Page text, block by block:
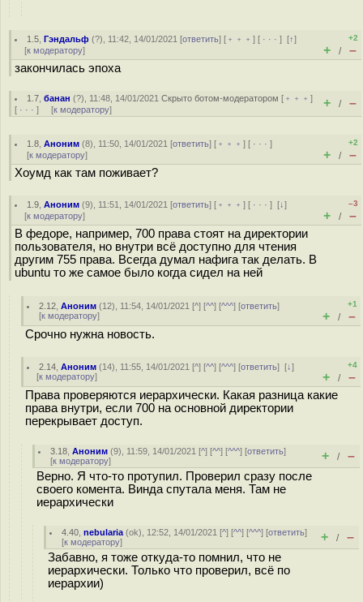
1.5 ,Гэндальф (?), 11:42, 14/01/2021 [ответить] [ ﹢﹢﹢] [ · · ·][↑]
[к модератору]
+2
+ / –
закончилась эпоха
1.7 ,банан (?), 11:48, 14/01/2021Скрыто ботом-модератором [ ﹢﹢﹢]
[ · · · ] [к модератору] + / –
1.8 ,Аноним (8), 11:50, 14/01/2021 [ответить] [ ﹢﹢﹢] [ · · ·]
[к модератору]
+2
+ / –
Хоумд как там поживает?
1.9 ,Аноним (9), 11:51, 14/01/2021 [ответить] [ ﹢﹢﹢] [ · · ·][↓]
[к модератору]
–3
+ / –
В федоре, например, 700 права стоят на директории
пользователя, но внутри всё доступно для чтения
другим 755 права. Всегда думал нафига так делать. В
ubuntu то же самое было когда сидел на ней
2.12 ,Аноним (12), 11:54, 14/01/2021 [^] [^^] [^^^] [ответить]
[к модератору]
+1
+ / –
Срочно нужна новость.
2.14 ,Аноним (14), 11:55, 14/01/2021 [^] [^^] [^^^] [ответить][↓]
[к модератору]
+4
+ / –
Права проверяются иерархически. Какая разница какие
права внутри, если 700 на основной директории
перекрывает доступ.
3.18 ,Аноним (9), 11:59, 14/01/2021 [^] [^^] [^^^] [ответить]
[к модератору] + / –
Верно. Я что-то протупил. Проверил сразу после
своего комента. Винда спутала меня. Там не
иерархически
4.40 ,nebularia (ok), 12:52, 14/01/2021 [^] [^^] [^^^] [ответить]
[к модератору] + / –
Забавно, я тоже откуда-то помнил, что не
иерархически. Только что проверил, всё по
иерархии)